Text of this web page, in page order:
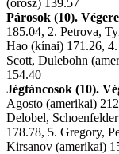
(orosz) 139.57
Párosok (10).
185.04, 2. Petrova,
Hao (kínai) 171.26, 4.
Scott, Dulebohn
154.40
Jégtáncosok (10).
Agosto (amerikai)
Delobel,
178.78, 5. Gregory,
Kirsanov (amerikai)